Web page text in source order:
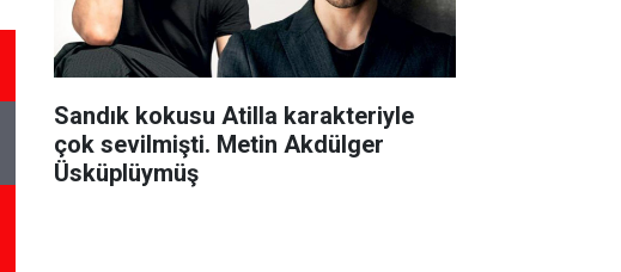
Sandık kokusu Atilla karakteriyle
çok sevilmişti. Metin Akdülger
Üsküplüymüş